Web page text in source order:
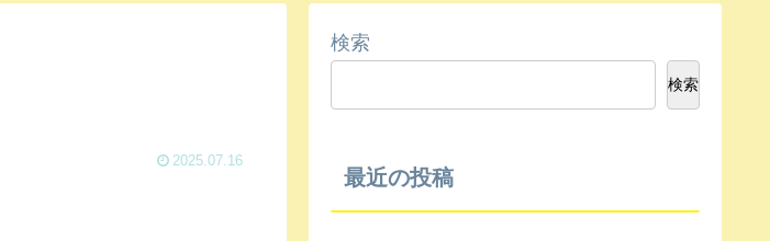
2025.07.16
検索
検索
最近の投稿